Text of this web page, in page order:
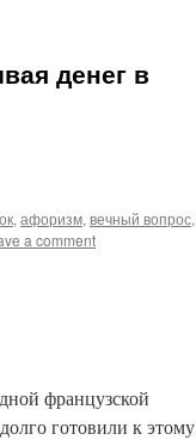
денег в
, афоризм, вечный вопрос,
a comment
французской
готовили к этому